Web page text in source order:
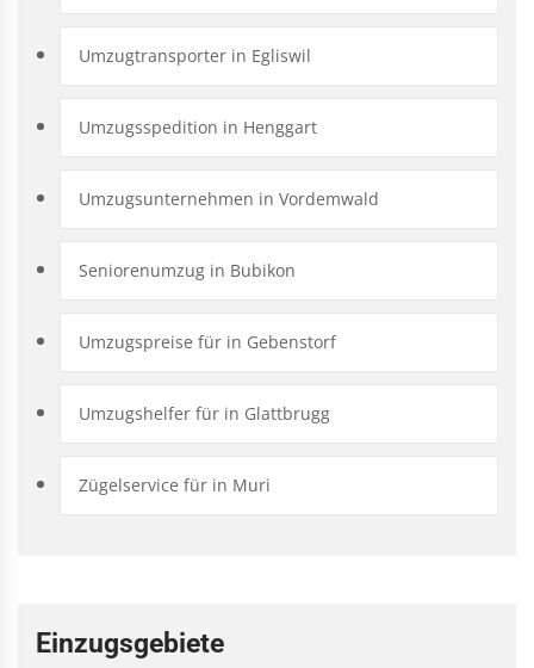
Umzugtransporter in Egliswil
Umzugsspedition in Henggart
Umzugsunternehmen in Vordemwald
Seniorenumzug in Bubikon
Umzugspreise für in Gebenstorf
Umzugshelfer für in Glattbrugg
Zügelservice für in Muri
Einzugsgebiete